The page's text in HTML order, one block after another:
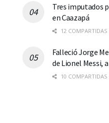
Tres imputados
en Caazapá
12 COMPARTIDAS
Falleció Jorge
de Lionel Messi,
10 COMPARTIDAS